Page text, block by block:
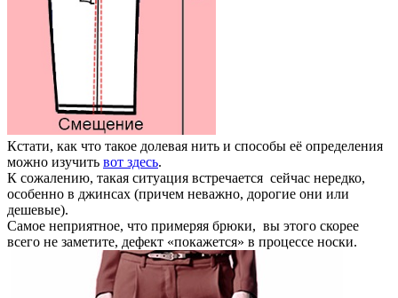
Кстати, как что такое долевая нить и способы её определения
можно изучить вот здесь.
К сожалению, такая ситуация встречается сейчас нередко,
особенно в джинсах (причем неважно, дорогие они или
дешевые).
Самое неприятное, что примеряя брюки, вы этого скорее
всего не заметите, дефект «покажется» в процессе носки.